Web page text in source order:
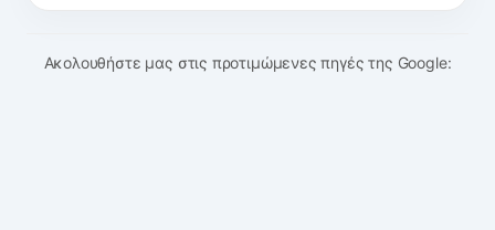
Ακολουθήστε μας στις προτιμώμενες πηγές της Google: